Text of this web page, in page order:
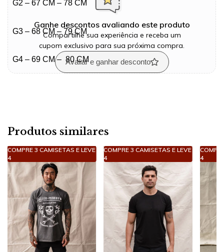
G2 – 67 CM – 78 CM
G3 – 68 CM – 79 CM
G4 – 69 CM – 80 CM
Ganhe descontos avaliando este produto
Compartilhe sua experiência e receba um
cupom exclusivo para sua próxima compra.
Avaliar e ganhar desconto
Produtos similares
COMPRE 3 CAMISETAS E LEVE
4
COMPRE 3 CAMISETAS E LEVE
4
4